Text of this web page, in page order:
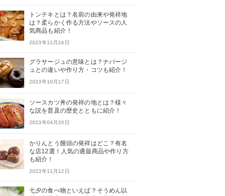
トンテキとは？名前の由来や発祥地
は？柔らかく作る方法やソースの人
気商品も紹介！
2023年11月24日
グラサージュの意味とは？ナパージ
ュとの違いや作り方・コツも紹介！
2023年10月17日
ソースカツ丼の発祥の地とは？様々
な説を普及の歴史とともに紹介！
2023年04月20日
かりんとう饅頭の発祥はどこ？有名
な店12選！人気の通販商品や作り方
も紹介！
2023年11月12日
七夕の食べ物といえば？そうめん以